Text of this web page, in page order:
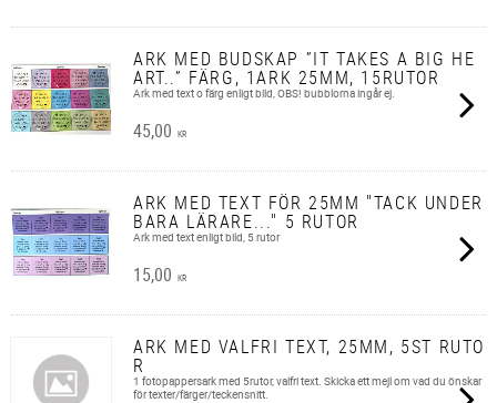
ARK MED BUDSKAP ”IT TAKES A BIG HE
ART..” FÄRG, 1ARK 25MM, 15RUTOR
Ark med text o färg enligt bild, OBS! bubblorna ingår ej.
45,00 KR
ARK MED TEXT FÖR 25MM "TACK UNDER
BARA LÄRARE..." 5 RUTOR
Ark med text enligt bild, 5 rutor
15,00 KR
ARK MED VALFRI TEXT, 25MM, 5ST RUTO
R
1 fotopappersark med 5rutor, valfri text. Skicka ett mejl om vad du önskar
för texter/färger/teckensnitt.